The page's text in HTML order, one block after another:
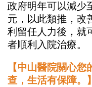
政府明年可以減少
元，以此類推，改
利留任人力後，就
者順利入院治療。
【中山醫院關心
查，生活有保障。】